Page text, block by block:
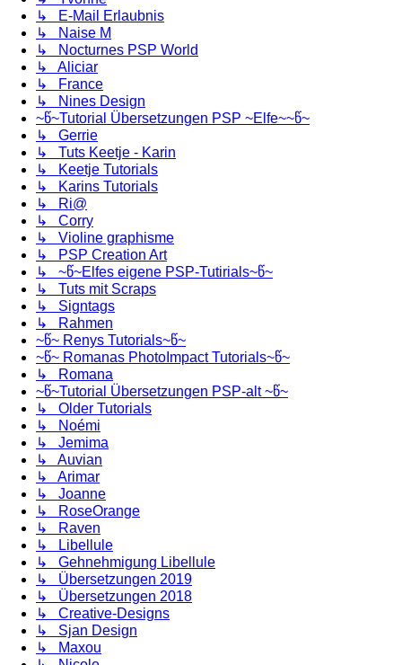
↳ E-Mail Erlaubnis
↳ Naise M
↳ Nocturnes PSP World
↳ Aliciar
↳ France
↳ Nines Design
~წ~Tutorial Übersetzungen PSP ~Elfe~~წ~
↳ Gerrie
↳ Tuts Keetje - Karin
↳ Keetje Tutorials
↳ Karins Tutorials
↳ Ri@
↳ Corry
↳ Violine graphisme
↳ PSP Creation Art
↳ ~წ~Elfes eigene PSP-Tutirials~წ~
↳ Tuts mit Scraps
↳ Signtags
↳ Rahmen
~წ~ Renys Tutorials~წ~
~წ~ Romanas PhotoImpact Tutorials~წ~
↳ Romana
~წ~Tutorial Übersetzungen PSP-alt ~წ~
↳ Older Tutorials
↳ Noémi
↳ Jemima
↳ Auvian
↳ Arimar
↳ Joanne
↳ RoseOrange
↳ Raven
↳ Libellule
↳ Gehnehmigung Libellule
↳ Übersetzungen 2019
↳ Übersetzungen 2018
↳ Creative-Designs
↳ Sjan Design
↳ Maxou